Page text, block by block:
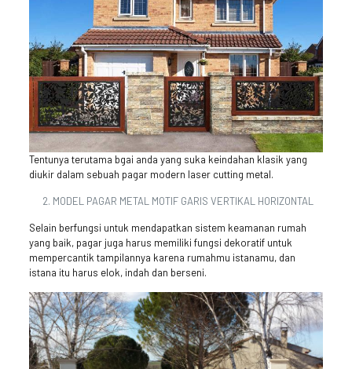
Tentunya terutama bgai anda yang suka keindahan klasik yang
diukir dalam sebuah pagar modern laser cutting metal.
MODEL PAGAR METAL MOTIF GARIS VERTIKAL HORIZONTAL
Selain berfungsi untuk mendapatkan sistem keamanan rumah
yang baik, pagar juga harus memiliki fungsi dekoratif untuk
mempercantik tampilannya karena rumahmu istanamu, dan
istana itu harus elok, indah dan berseni.